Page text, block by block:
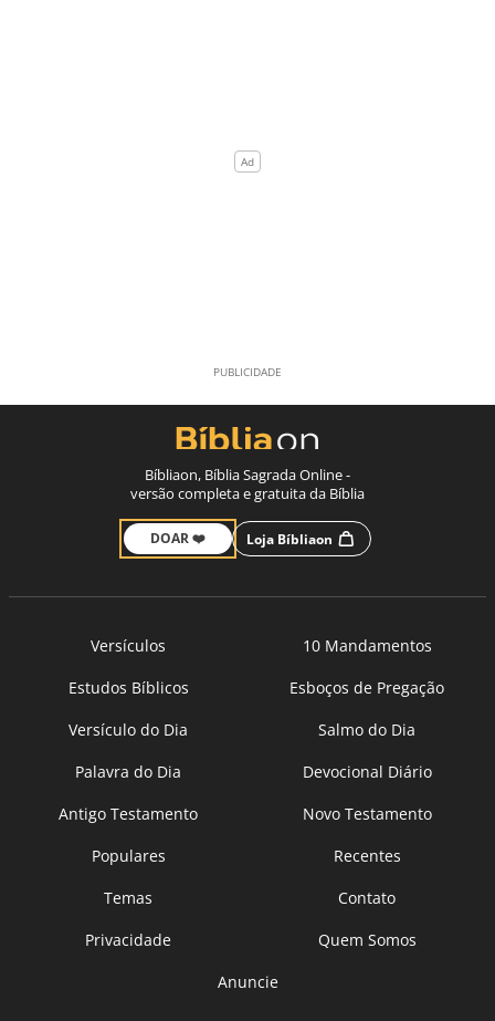
Bíbliaon, Bíblia Sagrada Online -
versão completa e gratuita da Bíblia
DOAR ❤️ Loja Bíbliaon
Versículos
10 Mandamentos
Estudos Bíblicos
Esboços de Pregação
Versículo do Dia
Salmo do Dia
Palavra do Dia
Devocional Diário
Antigo Testamento
Novo Testamento
Populares
Recentes
Temas
Contato
Privacidade
Quem Somos
Anuncie